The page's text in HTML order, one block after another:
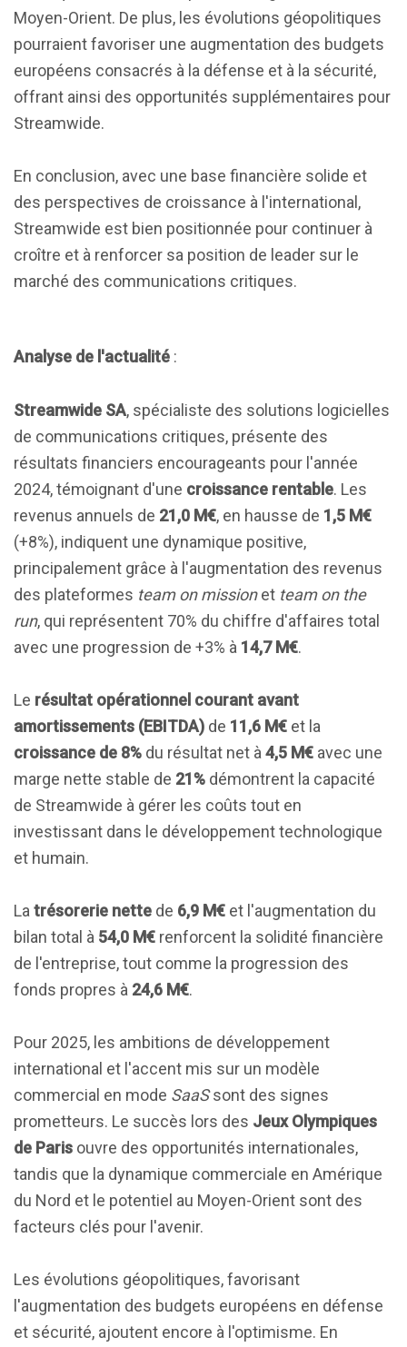
Moyen-Orient. De plus, les évolutions géopolitiques
pourraient favoriser une augmentation des budgets
européens consacrés à la défense et à la sécurité,
offrant ainsi des opportunités supplémentaires pour
Streamwide.
En conclusion, avec une base financière solide et
des perspectives de croissance à l'international,
Streamwide est bien positionnée pour continuer à
croître et à renforcer sa position de leader sur le
marché des communications critiques.
Analyse de l'actualité :
Streamwide SA, spécialiste des solutions logicielles
de communications critiques, présente des
résultats financiers encourageants pour l'année
2024, témoignant d'une croissance rentable. Les
revenus annuels de 21,0 M€, en hausse de 1,5 M€
(+8%), indiquent une dynamique positive,
principalement grâce à l'augmentation des revenus
des plateformes team on missionet team on the
run, qui représentent 70% du chiffre d'affaires total
avec une progression de +3% à 14,7 M€.
Le résultat opérationnel courant avant
amortissements (EBITDA) de 11,6 M€ et la
croissance de 8% du résultat net à 4,5 M€ avec une
marge nette stable de 21% démontrent la capacité
de Streamwide à gérer les coûts tout en
investissant dans le développement technologique
et humain.
La trésorerie nette de 6,9 M€ et l'augmentation du
bilan total à 54,0 M€ renforcent la solidité financière
de l'entreprise, tout comme la progression des
fonds propres à 24,6 M€.
Pour 2025, les ambitions de développement
international et l'accent mis sur un modèle
commercial en mode SaaSsont des signes
prometteurs. Le succès lors des Jeux Olympiques
de Paris ouvre des opportunités internationales,
tandis que la dynamique commerciale en Amérique
du Nord et le potentiel au Moyen-Orient sont des
facteurs clés pour l'avenir.
Les évolutions géopolitiques, favorisant
l'augmentation des budgets européens en défense
et sécurité, ajoutent encore à l'optimisme. En